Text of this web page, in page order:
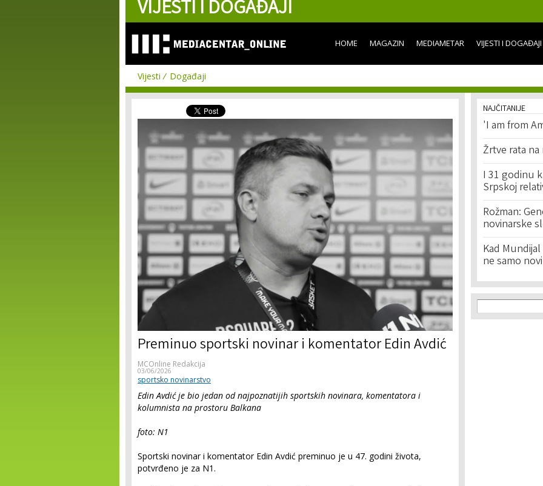
content
VIJESTI I DOGAĐAJI
HOME MAGAZIN MEDIAMETAR VIJESTI I DOGAĐAJI
Vijesti Događaji
Preminuo sportski novinar i komentator Edin Avdić
MCOnline Redakcija
03/06/2026
sportsko novinarstvo
Edin Avdić je bio jedan od najpoznatijih sportskih novinara, komentatora i
kolumnista na prostoru Balkana
foto: N1
Sportski novinar i komentator Edin Avdić preminuo je u 47. godini života,
potvrđeno je za N1.
NAJČITANIJE
'I am from
Žrtve rata
I 31 godinu
Srpskoj
Rožman:
novinarske
Kad
ne samo
Search
Search